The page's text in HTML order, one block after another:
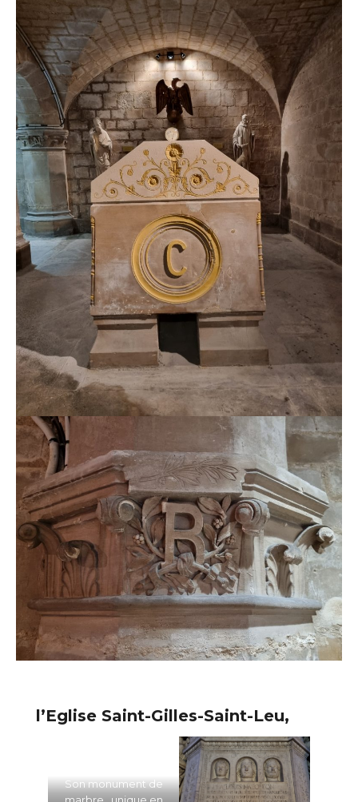
l’Eglise Saint-Gilles-Saint-Leu,
Son monument de
marbre , unique en